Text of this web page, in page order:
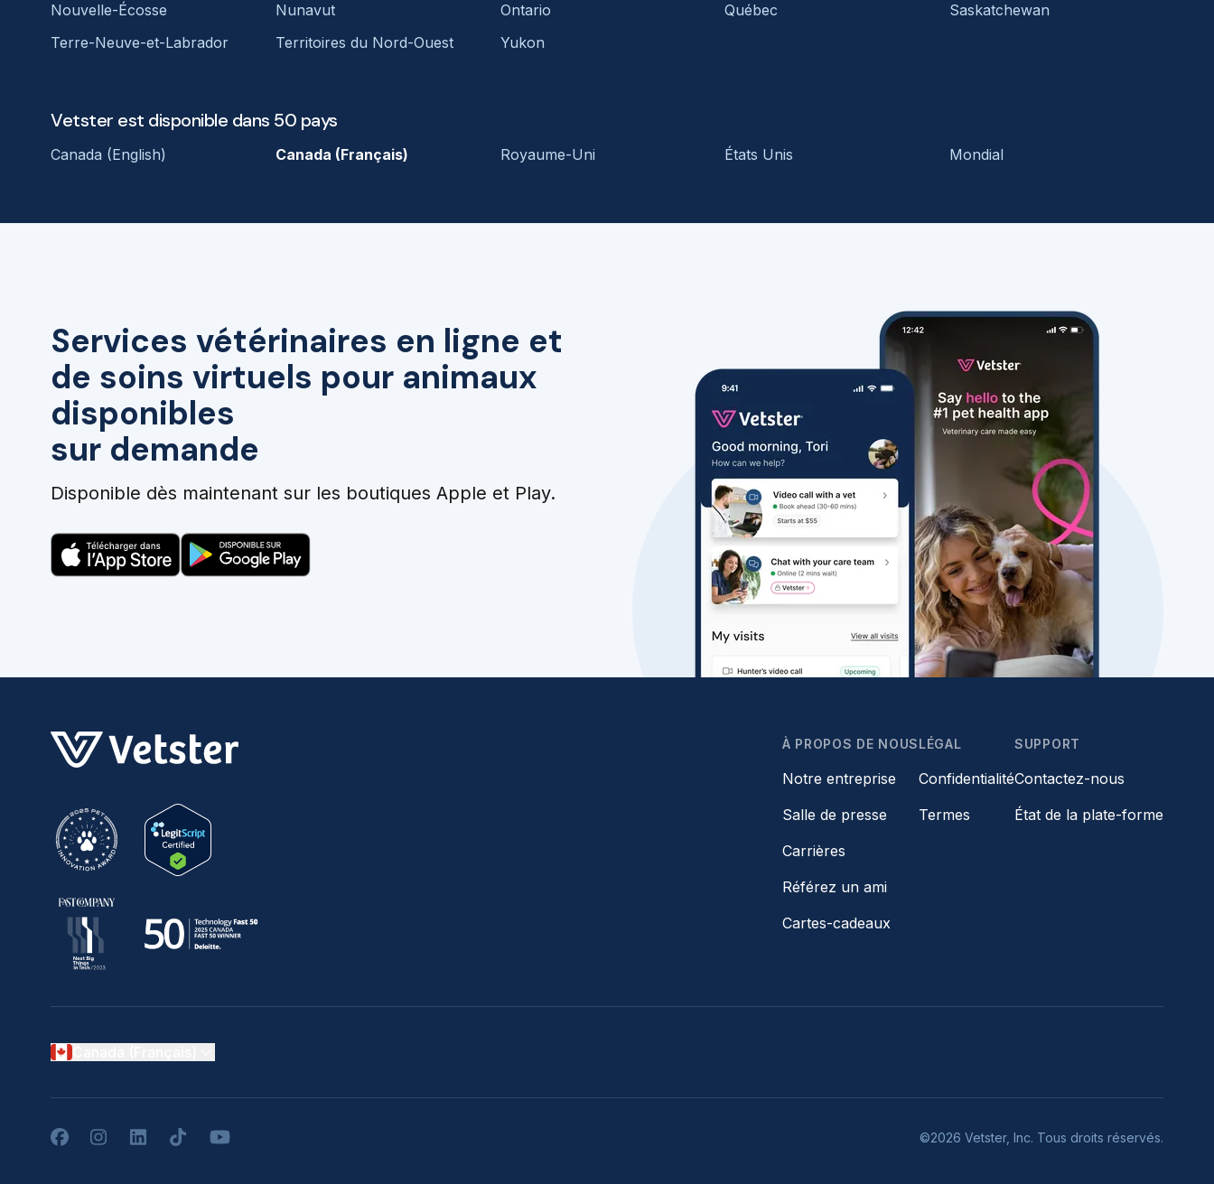
Services vétérinaires en ligne et
de soins virtuels pour animaux
disponibles
sur demande
Disponible dès maintenant sur les boutiques Apple et Play.
Nouvelle-Écosse
Nunavut Ontario Québec
Saskatchewan
Terre-Neuve-et-Labrador
Territoires du Nord-Ouest Yukon
Vetster est disponible dans 50 pays
Canada (English) Canada (Français) Royaume-Uni États Unis Mondial
À PROPOS DE NOUS
Notre entreprise
Salle de presse
Carrières
Référez un ami
Cartes-cadeaux
LÉGAL
Confidentialité
Termes
SUPPORT
Contactez-nous
État de la plate-forme
FacebookInstagramLinkedInTikTokYouTube ©2026 Vetster, Inc. Tous droits réservés.